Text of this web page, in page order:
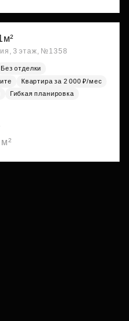
3 этаж, №1358
Без отделки
Квартира за 2 000 ₽/мес
Гибкая планировка